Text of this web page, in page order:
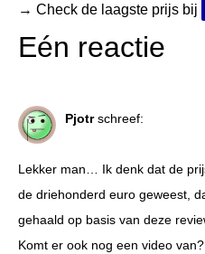
→ Check de laagste prijs bij
Eén reactie
Pjotr schreef:
Lekker man… Ik denk dat de
de driehonderd euro geweest,
gehaald op basis van deze
Komt er ook nog een video